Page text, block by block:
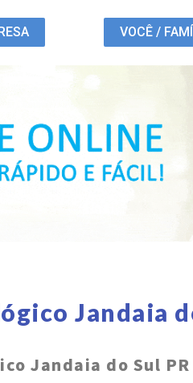
VOCÊ /
Jandaia
Jandaia do Sul PR